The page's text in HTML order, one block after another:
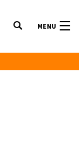
MENU